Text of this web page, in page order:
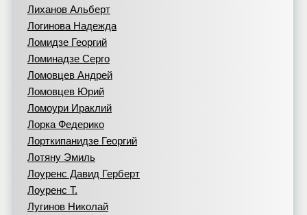
Лиханов Альберт
Логинова Надежда
Ломидзе Георгий
Ломинадзе Серго
Ломовцев Андрей
Ломовцев Юрий
Ломоури Ираклий
Лорка Федерико
Лорткипанидзе Георгий
Лотяну Эмиль
Лоуренс Давид Герберт
Лоуренс Т.
Лугинов Николай